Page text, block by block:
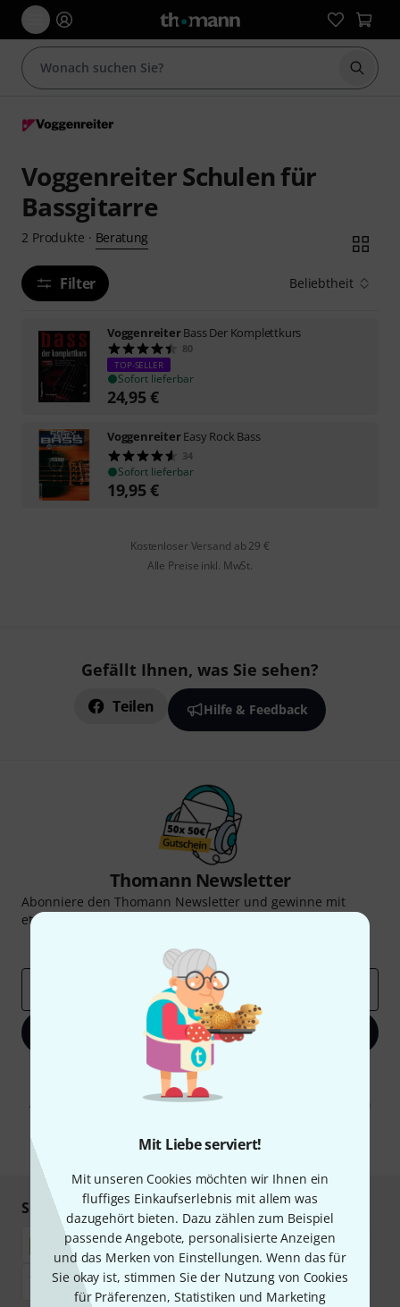
Mit Liebe serviert!
Mit unseren Cookies möchten wir Ihnen ein
fluffiges Einkaufserlebnis mit allem was
dazugehört bieten. Dazu zählen zum Beispiel
passende Angebote, personalisierte Anzeigen
und das Merken von Einstellungen. Wenn das für
Sie okay ist, stimmen Sie der Nutzung von Cookies
für Präferenzen, Statistiken und Marketing
Suche
Voggenreiter Schulen für
Bassgitarre
2 Produkte · Beratung
Filter Beliebtheit
VoggenreiterBass Der Komplettkurs
80
TOP-SELLER
Sofort lieferbar
24,95€
VoggenreiterEasy Rock Bass
34
Sofort lieferbar
19,95€
Kostenloser Versand ab 29 €
Alle Preise inkl. MwSt.
Gefällt Ihnen, was Sie sehen?
Teilen Hilfe & Feedback
Thomann Newsletter
Abonniere den Thomann Newsletter und gewinne mit
etwas Glück einen von
Inspirierende Beiträge
Jetzt anmelden
Mit Klick auf „Jetzt anmelden“ stimmen Sie dem Erhalt von E-Mail-
Werbung und einer Messung des E-Mail-Nutzungsverhaltens zu. Die
Abmeldung ist jederzeit möglich. Weitere Informationen finden Sie in
* Pflichtfeld
Sicher einkaufen & bezahlen